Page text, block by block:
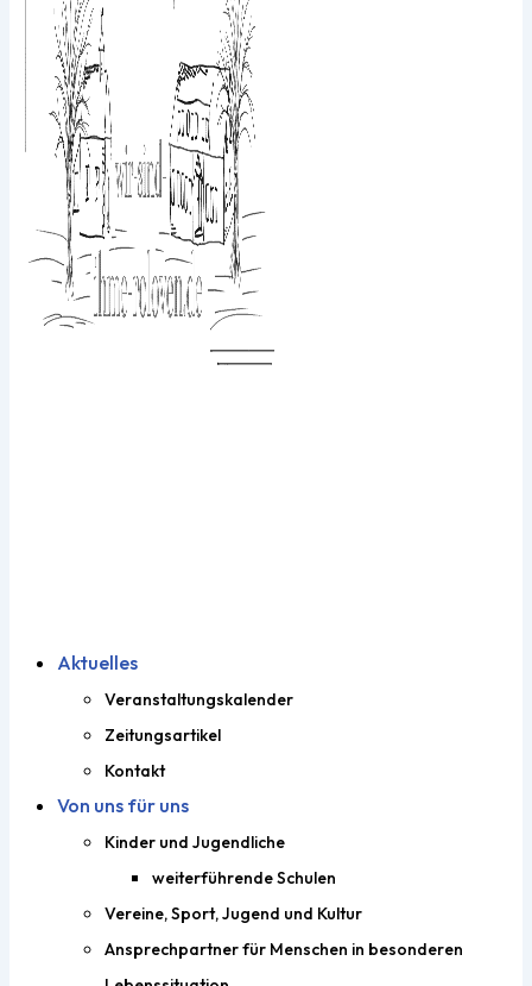
Aktuelles
Veranstaltungskalender
Zeitungsartikel
Kontakt
Von uns für uns
Kinder und Jugendliche
weiterführende Schulen
Vereine, Sport, Jugend und Kultur
Ansprechpartner für Menschen in besonderen